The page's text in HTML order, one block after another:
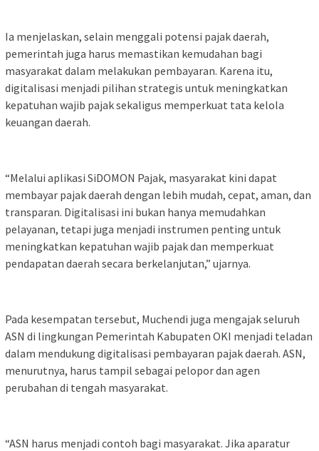
Ia menjelaskan, selain menggali potensi pajak daerah,
pemerintah juga harus memastikan kemudahan bagi
masyarakat dalam melakukan pembayaran. Karena itu,
digitalisasi menjadi pilihan strategis untuk meningkatkan
kepatuhan wajib pajak sekaligus memperkuat tata kelola
keuangan daerah.
“Melalui aplikasi SiDOMON Pajak, masyarakat kini dapat
membayar pajak daerah dengan lebih mudah, cepat, aman, dan
transparan. Digitalisasi ini bukan hanya memudahkan
pelayanan, tetapi juga menjadi instrumen penting untuk
meningkatkan kepatuhan wajib pajak dan memperkuat
pendapatan daerah secara berkelanjutan,” ujarnya.
Pada kesempatan tersebut, Muchendi juga mengajak seluruh
ASN di lingkungan Pemerintah Kabupaten OKI menjadi teladan
dalam mendukung digitalisasi pembayaran pajak daerah. ASN,
menurutnya, harus tampil sebagai pelopor dan agen
perubahan di tengah masyarakat.
“ASN harus menjadi contoh bagi masyarakat. Jika aparatur